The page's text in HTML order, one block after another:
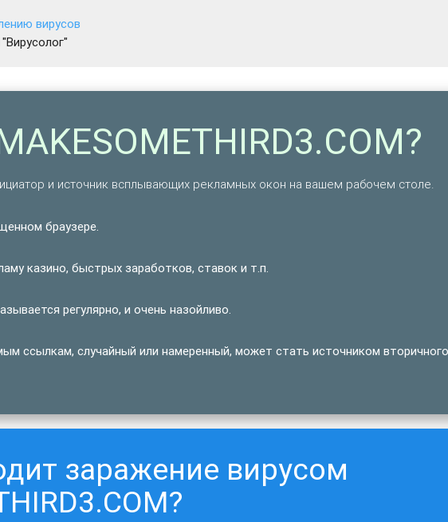
вирусов
и источник всплывающих рекламных окон на вашем рабочем столе.
браузере.
казино, быстрых заработков, ставок и т.п.
регулярно, и очень назойливо.
ссылкам, случайный или намеренный, может стать источником вторичного
заражение вирусом